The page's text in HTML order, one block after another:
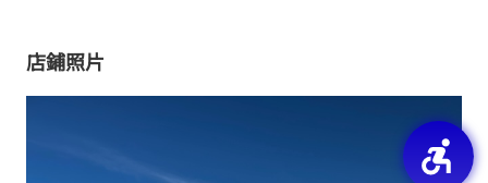
店鋪照片